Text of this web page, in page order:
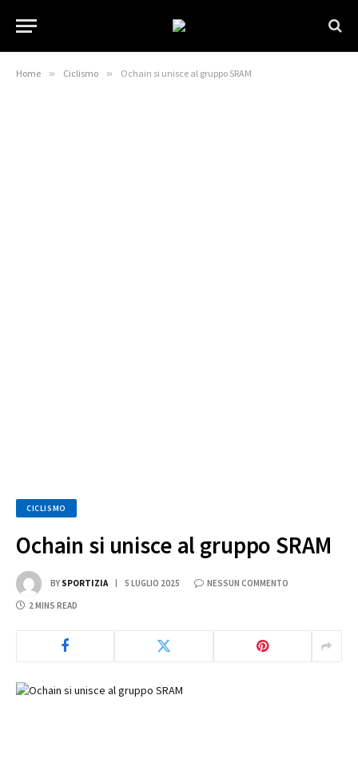
Home » Ciclismo » Ochain si unisce al gruppo SRAM
CICLISMO
Ochain si unisce al gruppo SRAM
BY SPORTIZIA 5 LUGLIO 2025 NESSUN COMMENTO
2 MINS READ